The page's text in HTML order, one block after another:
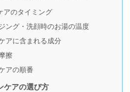
のタイミング
ング・洗顔時のお湯の温度
アに含まれる成分
擦
アの順番
ケアの選び方